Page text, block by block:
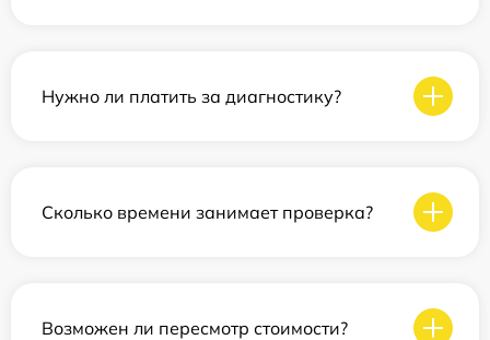
Нужно ли платить за диагностику?
Сколько времени занимает проверка?
Возможен ли пересмотр стоимости?